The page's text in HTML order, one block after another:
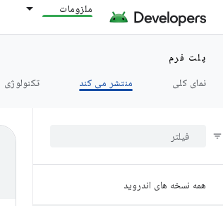
ملزومات
پلت فرم
نمای کلی
منتشر می کند تکنولوژی
همه نسخه های اندروید